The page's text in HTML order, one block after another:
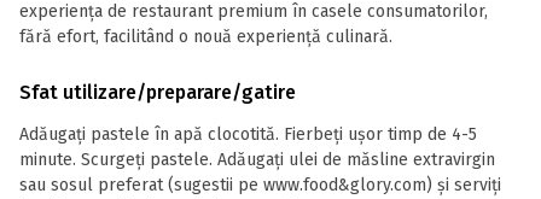
experiența de restaurant premium în casele consumatorilor,
fără efort, facilitând o nouă experiență culinară.
Sfat utilizare/preparare/gatire
Adăugați pastele în apă clocotită. Fierbeți ușor timp de 4-5
minute. Scurgeți pastele. Adăugați ulei de măsline extravirgin
sau sosul preferat (sugestii pe www.food&glory.com) și serviți